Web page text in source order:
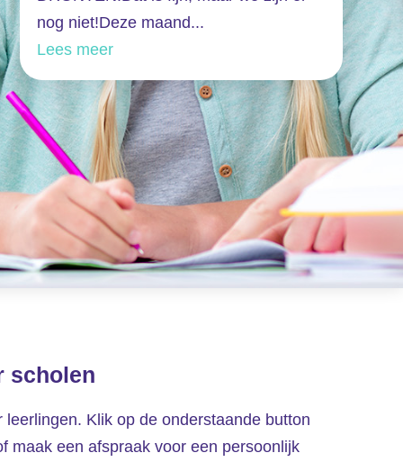
nog niet!Deze maand...
Lees meer
scholen
leerlingen. Klik op de onderstaande button
maak een afspraak voor een persoonlijk